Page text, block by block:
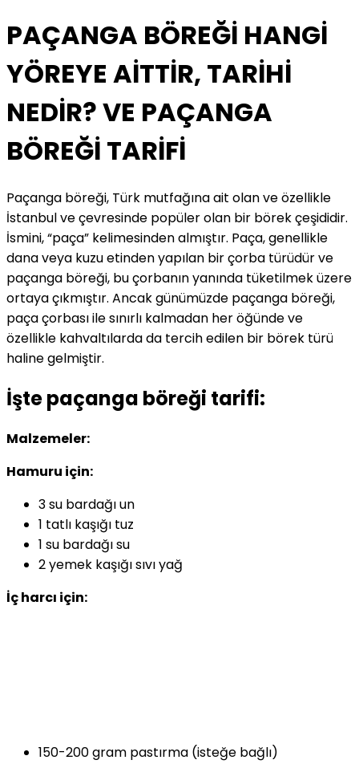
PAÇANGA BÖREĞİ HANGİ
YÖREYE AİTTİR, TARİHİ
NEDİR? VE PAÇANGA
BÖREĞİ TARİFİ
Paçanga böreği, Türk mutfağına ait olan ve özellikle
İstanbul ve çevresinde popüler olan bir börek çeşididir.
İsmini, “paça” kelimesinden almıştır. Paça, genellikle
dana veya kuzu etinden yapılan bir çorba türüdür ve
paçanga böreği, bu çorbanın yanında tüketilmek üzere
ortaya çıkmıştır. Ancak günümüzde paçanga böreği,
paça çorbası ile sınırlı kalmadan her öğünde ve
özellikle kahvaltılarda da tercih edilen bir börek türü
haline gelmiştir.
İşte paçanga böreği tarifi:
Malzemeler:
Hamuru için:
3 su bardağı un
1 tatlı kaşığı tuz
1 su bardağı su
2 yemek kaşığı sıvı yağ
İç harcı için:
150-200 gram pastırma (isteğe bağlı)